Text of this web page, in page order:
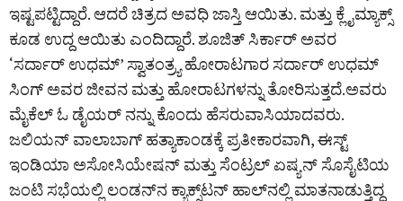
ಇಷ್ಟಪಟ್ಟಿದ್ದಾರೆ. ಆದರೆ ಚಿತ್ರದ ಅವಧಿ ಜಾಸ್ತಿ ಆಯಿತು. ಮತ್ತು ಕ್ಲೈಮ್ಯಾಕ್ಸ್
ಕೂಡ ಉದ್ದ ಆಯಿತು ಎಂದಿದ್ದಾರೆ. ಶೂಜಿತ್ ಸಿರ್ಕಾರ್ ಅವರ
‘ಸರ್ದಾರ್ ಉಧಮ್’ ಸ್ವಾತಂತ್ರ್ಯ ಹೋರಾಟಗಾರ ಸರ್ದಾರ್ ಉಧಮ್
ಸಿಂಗ್ ಅವರ ಜೀವನ ಮತ್ತು ಹೋರಾಟಗಳನ್ನು ತೋರಿಸುತ್ತದೆ.ಅವರು
ಮೈಕೆಲ್ ಓ ಡೈಯರ್ ನನ್ನು ಕೊಂದು ಹೆಸರುವಾಸಿಯಾದವರು.
ಜಲಿಯನ್ ವಾಲಾಬಾಗ್ ಹತ್ಯಾಕಾಂಡಕ್ಕೆ ಪ್ರತೀಕಾರವಾಗಿ, ಈಸ್ಟ್
ಇಂಡಿಯಾ ಅಸೋಸಿಯೇಷನ್ ​​ಮತ್ತು ಸೆಂಟ್ರಲ್ ಏಷ್ಯನ್ ಸೊಸೈಟಿಯ
ಜಂಟಿ ಸಭೆಯಲ್ಲಿ ಲಂಡನ್‌ನ ಕ್ಯಾಕ್ಸ್‌ಟನ್ ಹಾಲ್‌ನಲ್ಲಿ ಮಾತನಾಡುತ್ತಿದ್ದ